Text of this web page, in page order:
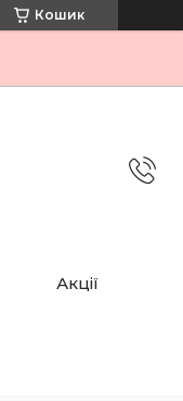
Кошик
Акції